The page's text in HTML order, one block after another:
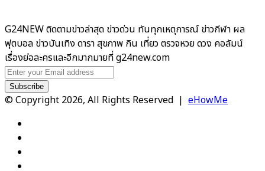
G24NEW ติดตามข่าวล่าสุด ข่าวด่วน ทันทุกเหตุการณ์ ข่าวกีฬา ผล
ฟุตบอล ข่าวบันเทิง ดารา สุขภาพ กิน เที่ยว ตรวจหวย ดวง คอลัมน์
เรื่องย่อละครและอีกมากมายที่ g24new.com
Enter
your
Email
© Copyright 2026, All Rights Reserved | eHowMe